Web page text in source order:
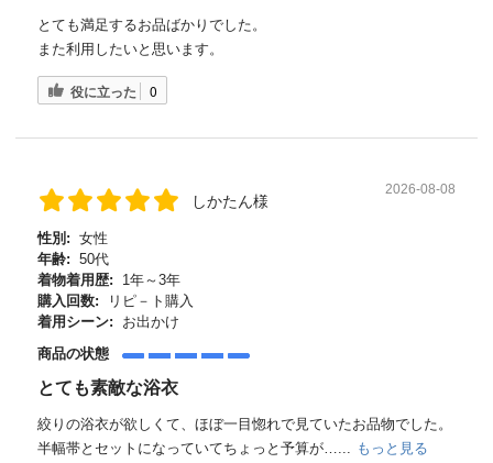
とても満足するお品ばかりでした。
また利用したいと思います。
役に立った 0
しかたん様
2026-08-08
性別: 女性
年齢: 50代
着物着用歴:
1年～3年
購入回数:
リピ－ト購入
着用シーン:
お出かけ
商品の状態
とても素敵な浴衣
絞りの浴衣が欲しくて、ほぼ一目惚れで見ていたお品物でした。
半幅帯とセットになっていてちょっと予算が…...
もっと見る